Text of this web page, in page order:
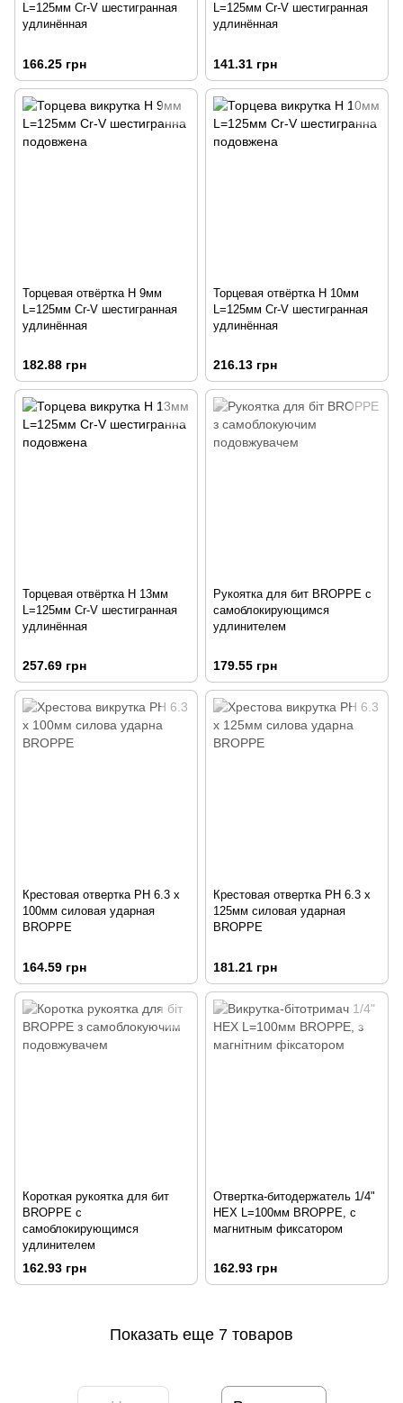
L=125мм Cr-V шестигранная
удлинённая
166.25 грн
L=125мм Cr-V шестигранная
удлинённая
141.31 грн
Торцевая отвёртка H 9мм
L=125мм Cr-V шестигранная
удлинённая
182.88 грн
Торцевая отвёртка H 10мм
L=125мм Cr-V шестигранная
удлинённая
216.13 грн
Торцевая отвёртка H 13мм
L=125мм Cr-V шестигранная
удлинённая
257.69 грн
Рукоятка для бит BROPPE с
самоблокирующимся
удлинителем
179.55 грн
Крестовая отвертка PH 6.3 x
100мм силовая ударная
BROPPE
164.59 грн
Крестовая отвертка PH 6.3 x
125мм силовая ударная
BROPPE
181.21 грн
Короткая рукоятка для бит
BROPPE с
самоблокирующимся
удлинителем
162.93 грн
Отвертка-битодержатель 1/4"
HEX L=100мм BROPPE, с
магнитным фиксатором
162.93 грн
Показать еще 7 товаров